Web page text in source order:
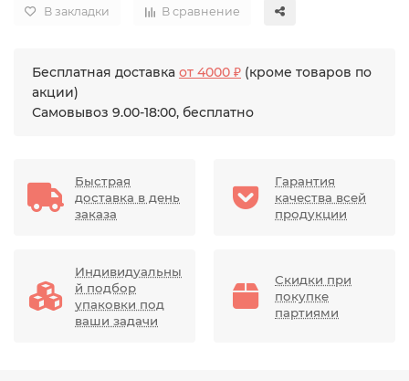
В закладки В сравнение
Бесплатная доставка от 4000 ₽ (кроме товаров по
акции)
Самовывоз 9.00-18:00, бесплатно
Быстрая
доставка в день
заказа
Гарантия
качества всей
продукции
Индивидуальны
й подбор
упаковки под
ваши задачи
Скидки при
покупке
партиями